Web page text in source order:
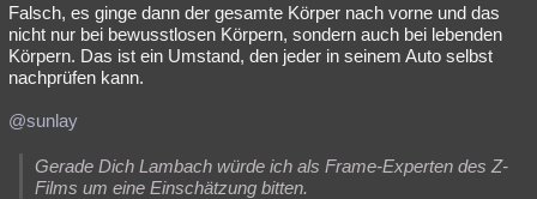
Falsch, es ginge dann der gesamte Körper nach vorne und das
nicht nur bei bewusstlosen Körpern, sondern auch bei lebenden
Körpern. Das ist ein Umstand, den jeder in seinem Auto selbst
nachprüfen kann.
@sunlay
Gerade Dich Lambach würde ich als Frame-Experten des Z-
Films um eine Einschätzung bitten.